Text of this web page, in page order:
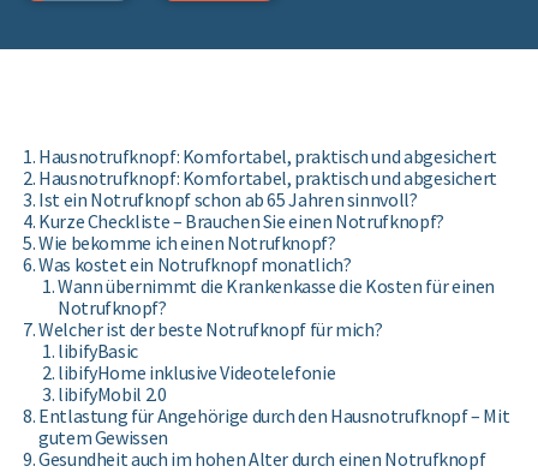
Hausnotrufknopf: Komfortabel, praktisch und abgesichert
Hausnotrufknopf: Komfortabel, praktisch und abgesichert
Ist ein Notrufknopf schon ab 65 Jahren sinnvoll?
Kurze Checkliste – Brauchen Sie einen Notrufknopf?
Wie bekomme ich einen Notrufknopf?
Was kostet ein Notrufknopf monatlich?
Wann übernimmt die Krankenkasse die Kosten für einen
Notrufknopf?
Welcher ist der beste Notrufknopf für mich?
libifyBasic
libifyHome inklusive Videotelefonie
libifyMobil 2.0
Entlastung für Angehörige durch den Hausnotrufknopf – Mit
gutem Gewissen
Gesundheit auch im hohen Alter durch einen Notrufknopf